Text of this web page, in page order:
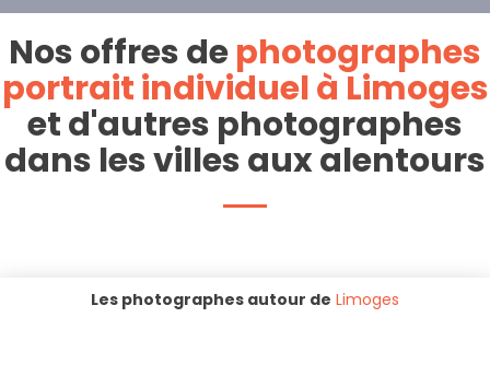
Nos offres dephotographes
portrait individuel à Limoges
et d'autres photographes
dans les villes aux alentours
Les photographes autour de Limoges